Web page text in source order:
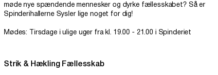
møde nye spændende mennesker og dyrke fællesskabet? Så er
Spinderihallerne Sysler lige noget for dig!
Mødes: Tirsdage i ulige uger fra kl. 19.00 - 21.00 i Spinderiet
Strik & Hækling Fællesskab